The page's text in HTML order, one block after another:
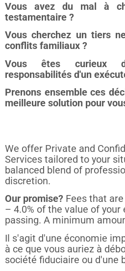
Vous avez du mal à
testamentaire ?
Vous cherchez un tiers
conflits familiaux ?
Vous êtes curieux
responsabilités d'un
Prenons ensemble ces
meilleure solution pour
We offer Private and
Services tailored to your
balanced blend of
discretion.
Our promise? Fees that
– 4.0% of the value of
passing. A minimum
Il s'agit d'une économie
à ce que vous auriez à
société fiduciaire ou d'une